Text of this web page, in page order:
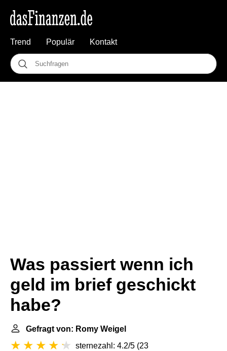
Trend Populär Kontakt
Was passiert wenn ich
geld im brief geschickt
habe?
Gefragt von: Romy Weigel
sternezahl: 4.2/5 (23